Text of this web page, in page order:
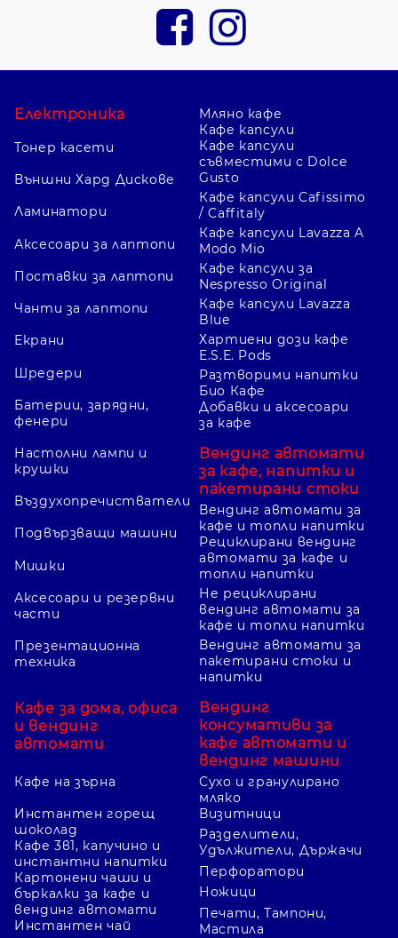
Електроника
Тонер касети
Външни Хард Дискове
Ламинатори
Аксесоари за лаптопи
Поставки за лаптопи
Чанти за лаптопи
Екрани
Шредери
Батерии, зарядни,
фенери
Настолни лампи и
крушки
Въздухопречистватели
Подвързващи машини
Мишки
Аксесоари и резервни
части
Презентационна
техника
Кафе за дома, офиса
и вендинг
автомати
Кафе на зърна
Мляно кафе
Кафе капсули
Кафе капсули
съвместими с Dolce
Gusto
Кафе капсули Cafissimo
/ Caffitaly
Кафе капсули Lavazza A
Modo Mio
Кафе капсули за
Nespresso Original
Кафе капсули Lavazza
Blue
Хартиени дози кафе
E.S.E. Pods
Разтворими напитки
Био Кафе
Добавки и аксесоари
за кафе
Вендинг автомати
за кафе, напитки и
пакетирани стоки
Вендинг автомати за
кафе и топли напитки
Рециклирани вендинг
автомати за кафе и
топли напитки
Не рециклирани
вендинг автомати за
кафе и топли напитки
Вендинг автомати за
пакетирани стоки и
напитки
Вендинг
консумативи за
кафе автомати и
вендинг машини
Сухо и гранулирано
мляко
Инстантен горещ
шоколад
Кафе 3в1, капучино и
инстантни напитки
Картонени чаши и
бъркалки за кафе и
вендинг автомати
Инстантен чай
Визитници
Разделители,
Удължители, Държачи
Перфоратори
Ножици
Печати, Тампони,
Мастила